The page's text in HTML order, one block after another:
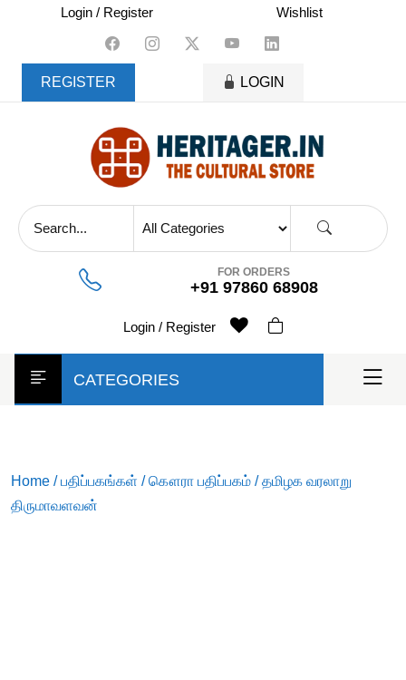
content
Login / Register Wishlist
REGISTER LOGIN
FOR ORDERS
+91 97860 68908
Login / Register
CATEGORIES
Home /பதிப்பகங்கள் /கௌரா பதிப்பகம் / தமிழக வரலாறு
திருமாவளவன்